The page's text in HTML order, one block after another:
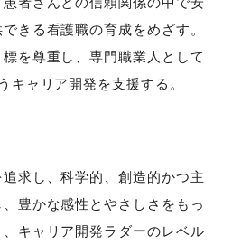
きる看護職の育成をめざす。
を尊重し、専門職業人として
キャリア開発を支援する。
求し、科学的、創造的かつ主
豊かな感性とやさしさをもっ
キャリア開発ラダーのレベル